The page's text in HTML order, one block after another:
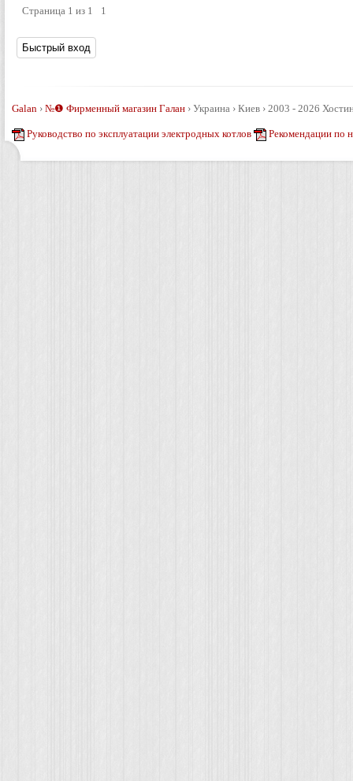
Страница 1 из 1 1
Galan › №❶ Фирменный магазин Галан › Украина › Киев › 2003 - 2026
Руководство по эксплуатации электродных котлов Рекомендации по